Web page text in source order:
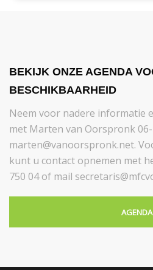
BEKIJK ONZE AGENDA
BESCHIKBAARHEID
Neem voor nadere informatie
met Marten van Oorspronk
marten@vanoorspronk.net.
kunt u contact opnemen met
750 04 of mail
AGENDA